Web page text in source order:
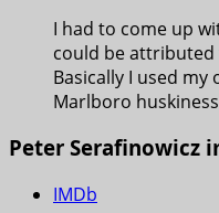
I had to come up
could be attributed
Basically I used
Marlboro
Peter Serafinowicz
IMDb